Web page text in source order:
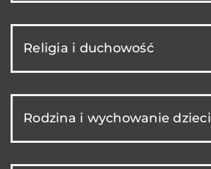
Religia i duchowość
Rodzina i wychowanie dzieci